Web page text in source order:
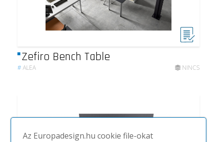
Zefiro Bench Table
#ALEA NINCS
Az Europadesign.hu cookie file-okat